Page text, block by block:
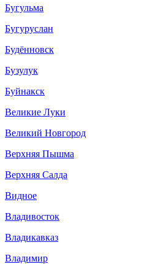
Бугульма
Бугуруслан
Будённовск
Бузулук
Буйнакск
Великие Луки
Великий Новгород
Верхняя Пышма
Верхняя Салда
Видное
Владивосток
Владикавказ
Владимир